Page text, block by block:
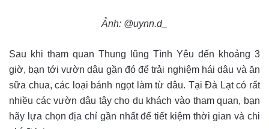
Ảnh: @uynn.d_
Sau khi tham quan Thung lũng Tình Yêu đến khoảng 3
giờ, bạn tới vườn dâu gần đó để trải nghiệm hái dâu và ăn
sữa chua, các loại bánh ngọt làm từ dâu. Tại Đà Lạt có rất
nhiều các vườn dâu tây cho du khách vào tham quan, bạn
hãy lựa chọn địa chỉ gần nhất để tiết kiệm thời gian và chi